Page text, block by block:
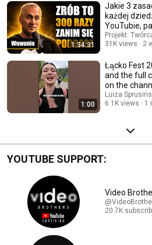
1:34:31
Jakie 3
każdej
YouTubie,
pracy w
Projekt:
31K views
2
1:00
Łącko Fest
and the full
on the
Luiza
6.1K views
1
YOUTUBE SUPPORT:
Video
20.7K